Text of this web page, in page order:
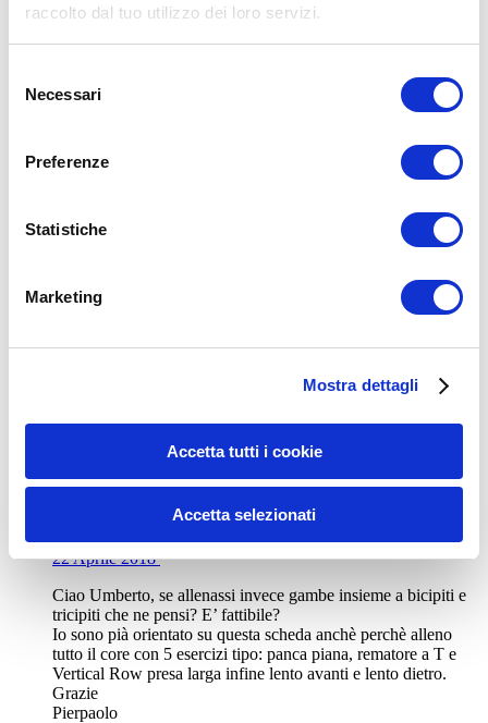
raccolto dal tuo utilizzo dei loro servizi.
delNecessari
Preferenze
Statistiche
Marketing
Mostra dettagli
Accetta tutti i cookie
Accetta selezionati
ADD COMMENT
Nome*
Pierpaolo
22 Aprile 2018·
Ciao Umberto, se allenassi invece gambe insieme a bicipiti e
tricipiti che ne pensi? E’ fattibile?
Io sono pià orientato su questa scheda anchè perchè alleno
tutto il core con 5 esercizi tipo: panca piana, rematore a T e
Vertical Row presa larga infine lento avanti e lento dietro.
Grazie
Pierpaolo